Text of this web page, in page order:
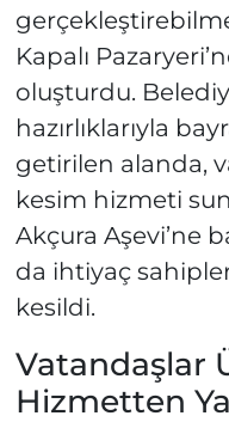
Kapalı
oluşturdu.
hazırlıklarıyla
getirilen alanda,
kesim hizmeti
Akçura Aşevi’ne
da ihtiyaç
kesildi.
Vatandaşlar
Hizmetten